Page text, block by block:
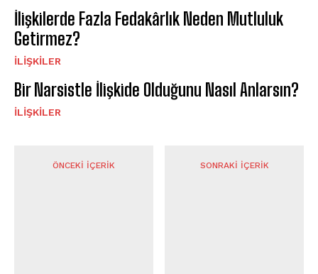
İlişkilerde Fazla Fedakârlık Neden Mutluluk
Getirmez?
İLIŞKILER
Bir Narsistle İlişkide Olduğunu Nasıl Anlarsın?
İLIŞKILER
ÖNCEKI İÇERIK SONRAKI İÇERIK